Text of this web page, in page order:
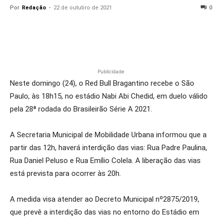
Por Redação - 22 de outubro de 2021 0
Publicidade
Neste domingo (24), o Red Bull Bragantino recebe o São
Paulo, às 18h15, no estádio Nabi Abi Chedid, em duelo válido
pela 28ª rodada do Brasileirão Série A 2021.
A Secretaria Municipal de Mobilidade Urbana informou que a
partir das 12h, haverá interdição das vias: Rua Padre Paulina,
Rua Daniel Peluso e Rua Emílio Colela. A liberação das vias
está prevista para ocorrer às 20h.
A medida visa atender ao Decreto Municipal nº2875/2019,
que prevê a interdição das vias no entorno do Estádio em